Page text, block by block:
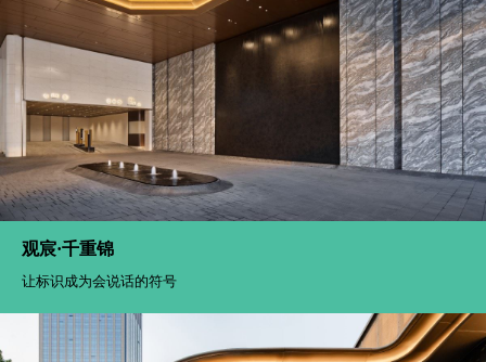
观宸·千重锦
让标识成为会说话的符号